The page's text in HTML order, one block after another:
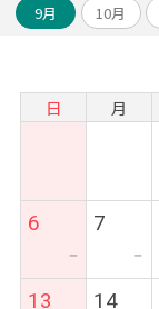
9月 10月
日 月
6
ー
7
ー
13 14